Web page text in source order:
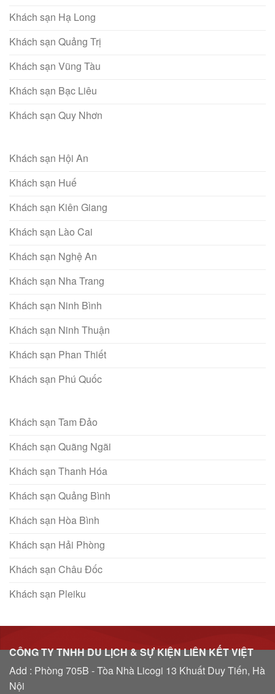
Khách sạn Hạ Long
Khách sạn Quảng Trị
Khách sạn Vũng Tàu
Khách sạn Bạc Liêu
Khách sạn Quy Nhơn
Khách sạn Hội An
Khách sạn Huế
Khách sạn Kiên Giang
Khách sạn Lào Cai
Khách sạn Nghệ An
Khách sạn Nha Trang
Khách sạn Ninh Bình
Khách sạn Ninh Thuận
Khách sạn Phan Thiết
Khách sạn Phú Quốc
Khách sạn Tam Đảo
Khách sạn Quãng Ngãi
Khách sạn Thanh Hóa
Khách sạn Quảng Bình
Khách sạn Hòa Bình
Khách sạn Hải Phòng
Khách sạn Châu Đốc
Khách sạn Pleiku
CÔNG TY TNHH DU LỊCH & SỰ KIỆN LIÊN KẾT VIỆT
Add : Phòng 705B - Tòa Nhà Licogi 13 Khuất Duy Tiến, Hà
Nội